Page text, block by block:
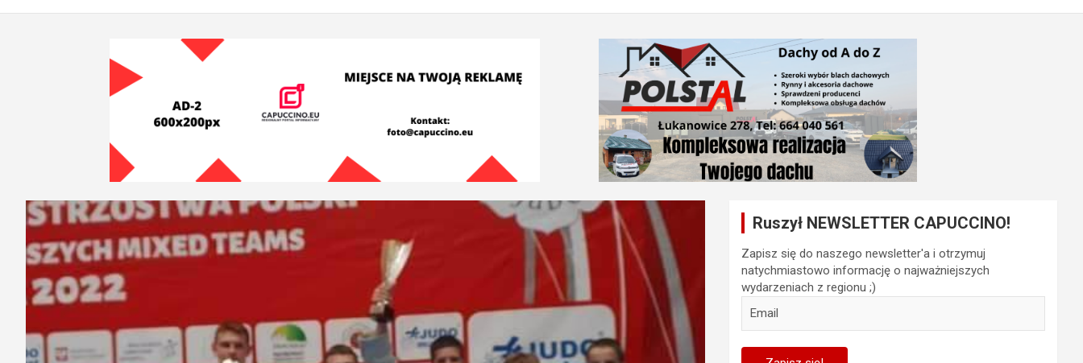
Ruszył NEWSLETTER CAPUCCINO!
Zapisz się do naszego newsletter'a i otrzymuj
natychmiastowo informację o najważniejszych
wydarzeniach z regionu ;)